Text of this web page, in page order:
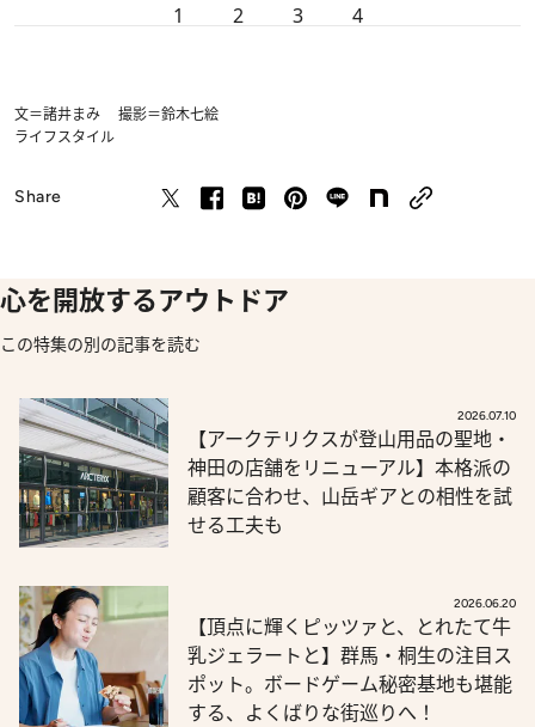
1 2 3 4
文＝諸井まみ 撮影＝鈴木七絵
ライフスタイル
Share
心を開放するアウトドア
この特集の別の記事を読む
2026.07.10
【アークテリクスが登山用品の聖地・
神田の店舗をリニューアル】本格派の
顧客に合わせ、山岳ギアとの相性を試
せる工夫も
2026.06.20
【頂点に輝くピッツァと、とれたて牛
乳ジェラートと】群馬・桐生の注目ス
ポット。ボードゲーム秘密基地も堪能
する、よくばりな街巡りへ！